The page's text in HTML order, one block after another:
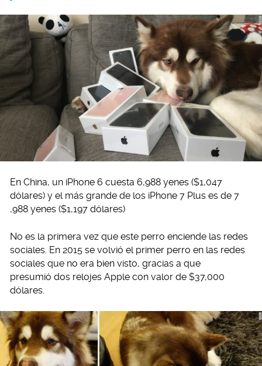
En China, un iPhone 6 cuesta 6,988 yenes ($1,047
dólares) y el más grande de los iPhone 7 Plus es de 7
,988 yenes ($1,197 dólares)
No es la primera vez que este perro enciende las redes
sociales. En 2015 se volvió el primer perro en las redes
sociales que no era bien visto, gracias a que
presumió dos relojes Apple con valor de $37,000
dólares.